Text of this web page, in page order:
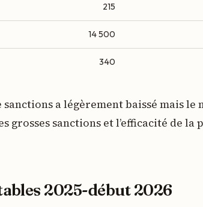
215
14 500
340
sanctions a légèrement baissé mais le
grosses sanctions et l’efficacité de la
2025-début 2026